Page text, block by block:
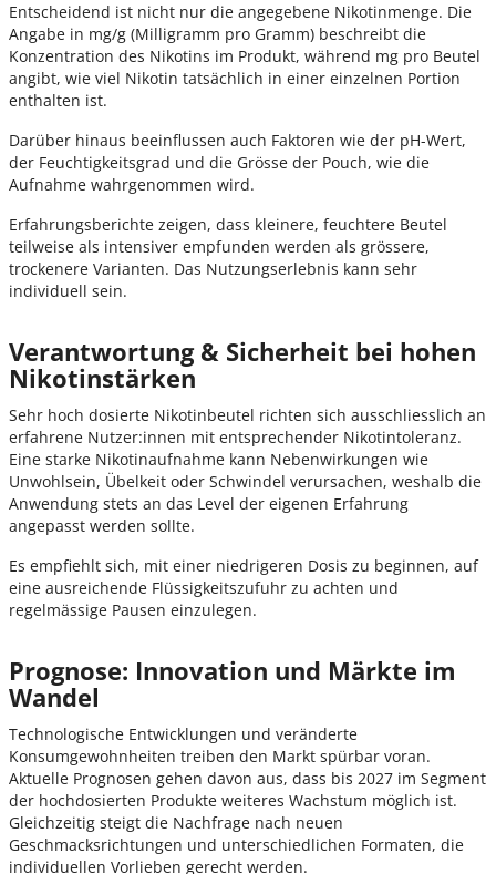
Entscheidend ist nicht nur die angegebene Nikotinmenge. Die
Angabe in mg/g (Milligramm pro Gramm) beschreibt die
Konzentration des Nikotins im Produkt, während mg pro Beutel
angibt, wie viel Nikotin tatsächlich in einer einzelnen Portion
enthalten ist.
Darüber hinaus beeinflussen auch Faktoren wie der pH-Wert,
der Feuchtigkeitsgrad und die Grösse der Pouch, wie die
Aufnahme wahrgenommen wird.
Erfahrungsberichte zeigen, dass kleinere, feuchtere Beutel
teilweise als intensiver empfunden werden als grössere,
trockenere Varianten. Das Nutzungserlebnis kann sehr
individuell sein.
Verantwortung & Sicherheit bei hohen
Nikotinstärken
Sehr hoch dosierte Nikotinbeutel richten sich ausschliesslich an
erfahrene Nutzer:innen mit entsprechender Nikotintoleranz.
Eine starke Nikotinaufnahme kann Nebenwirkungen wie
Unwohlsein, Übelkeit oder Schwindel verursachen, weshalb die
Anwendung stets an das Level der eigenen Erfahrung
angepasst werden sollte.
Es empfiehlt sich, mit einer niedrigeren Dosis zu beginnen, auf
eine ausreichende Flüssigkeitszufuhr zu achten und
regelmässige Pausen einzulegen.
Prognose: Innovation und Märkte im
Wandel
Technologische Entwicklungen und veränderte
Konsumgewohnheiten treiben den Markt spürbar voran.
Aktuelle Prognosen gehen davon aus, dass bis 2027 im Segment
der hochdosierten Produkte weiteres Wachstum möglich ist.
Gleichzeitig steigt die Nachfrage nach neuen
Geschmacksrichtungen und unterschiedlichen Formaten, die
individuellen Vorlieben gerecht werden.